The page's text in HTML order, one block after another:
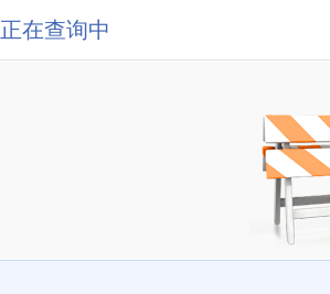
正在查询中